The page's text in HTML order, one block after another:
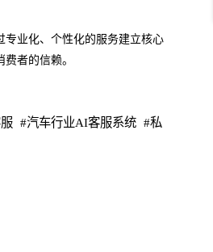
业化、个性化的服务建立核心
者的信赖。
#汽车行业AI客服系统 #私